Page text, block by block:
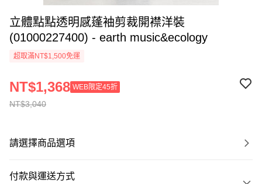
立體點點透明感蓬袖剪裁開襟洋裝
(01000227400) - earth music&ecology
超取滿NT$1,500免運
NT$3,040
NT$1,368 WEB限定45折
請選擇商品選項
付款與運送方式